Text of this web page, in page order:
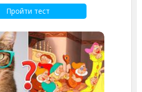
Пройти тест